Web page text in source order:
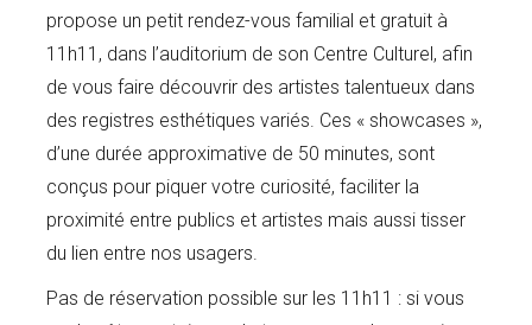
propose un petit rendez-vous familial et gratuit à
11h11, dans l’auditorium de son Centre Culturel, afin
de vous faire découvrir des artistes talentueux dans
des registres esthétiques variés. Ces « showcases »,
d’une durée approximative de 50 minutes, sont
conçus pour piquer votre curiosité, faciliter la
proximité entre publics et artistes mais aussi tisser
du lien entre nos usagers.
Pas de réservation possible sur les 11h11 : si vous